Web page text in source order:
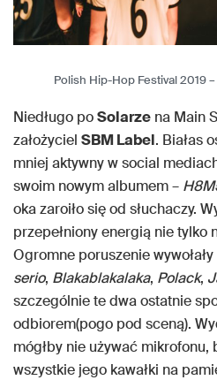
Polish Hip-Hop Festival 2019
Niedługo poSolarze na Main
założyciel SBM Label. Białas
mniej aktywny w social
swoim nowym albumem –
oka zaroiło się od słuchaczy.
przepełniony energią nie tylko
Ogromne poruszenie
serio, Blakablakalaka, Polack,
szczególnie te dwa ostatnie
odbiorem(pogo pod sceną).
mógłby nie używać
wszystkie jego kawałki na